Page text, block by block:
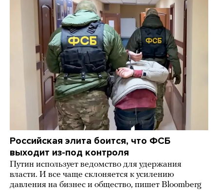
Российская элита боится, что ФСБ
выходит из-под контроля
Путин использует ведомство для удержания
власти. И все чаще склоняется к усилению
давления на бизнес и общество, пишет Bloomberg